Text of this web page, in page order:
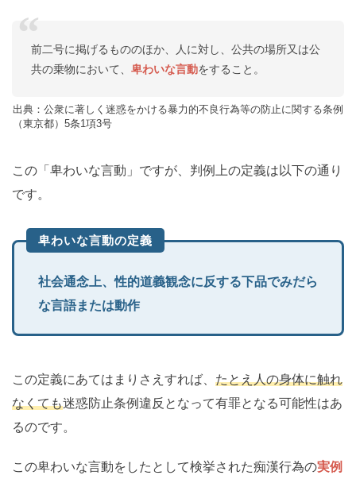
前二号に掲げるもののほか、人に対し、公共の場所又は公
共の乗物において、 卑わいな言動をすること。
出典：公衆に著しく迷惑をかける暴力的不良行為等の防止に関する条例
（東京都）5条1項3号
この「卑わいな言動」ですが、判例上の定義は以下の通り
です。
卑わいな言動の定義
社会通念上、性的道義観念に反する下品でみだら
な言語または動作
この定義にあてはまりさえすれば、 たとえ人の身体に触れ
なくても迷惑防止条例違反となって有罪となる可能性はあ
るのです。
この卑わいな言動をしたとして検挙された痴漢行為の実例